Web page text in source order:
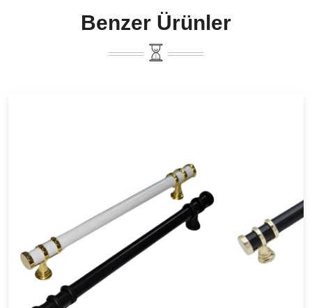
Benzer Ürünler